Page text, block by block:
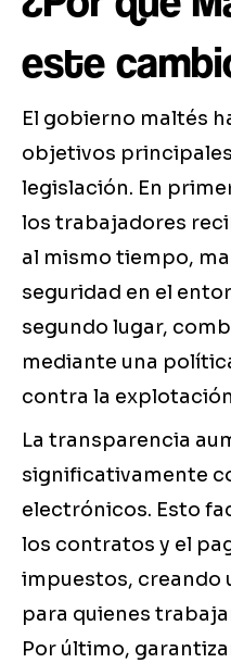
este
El gobierno maltés
objetivos
legislación. En
los trabajadores
al mismo tiempo,
seguridad en el
segundo lugar,
mediante una
contra la
La transparencia
significativamente
electrónicos. Esto
los contratos y el
impuestos, creando
para quienes
Por último,